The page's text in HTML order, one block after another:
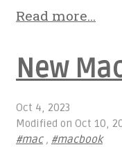
Read more…
New
Oct 4, 2023
Modified onOct 10,
#mac, #macbook